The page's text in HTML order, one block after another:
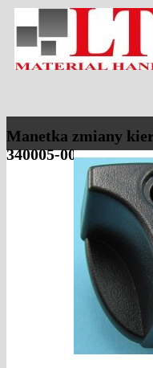
Manetka zmiany
340005-00